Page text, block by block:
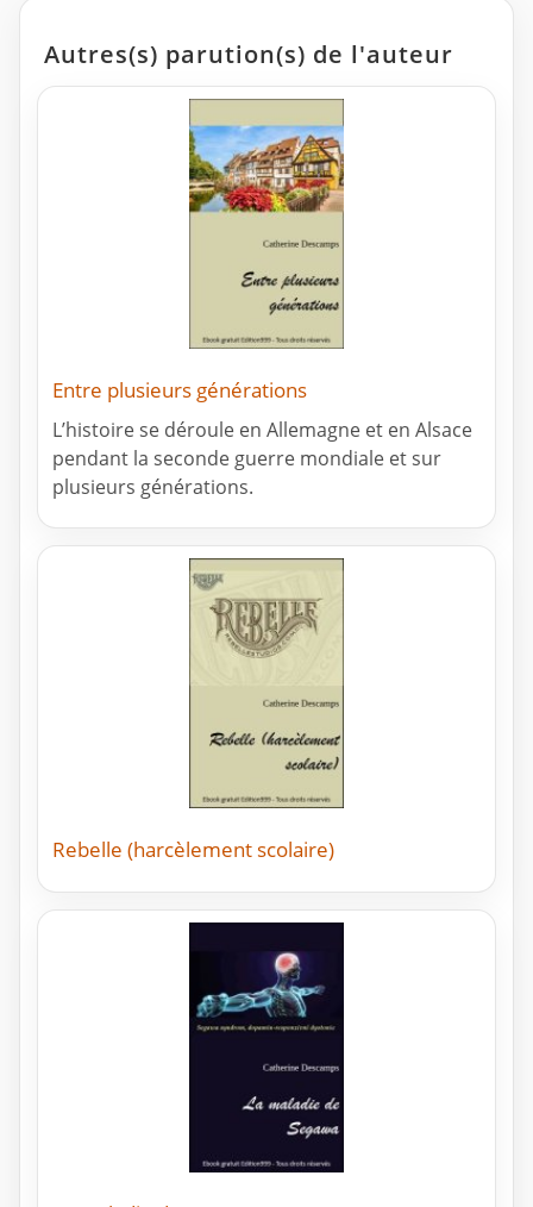
Autres(s) parution(s) de l'auteur
Entre plusieurs générations
L’histoire se déroule en Allemagne et en Alsace
pendant la seconde guerre mondiale et sur
plusieurs générations.
Rebelle (harcèlement scolaire)